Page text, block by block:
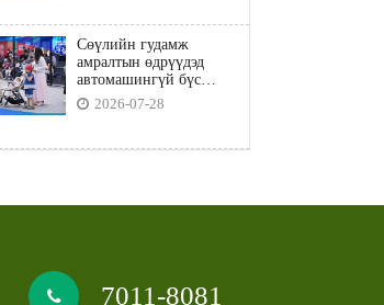
Сөүлийн гудамж
амралтын өдрүүдэд
автомашингүй бүс
боллоо
2026-07-28
7011-8081